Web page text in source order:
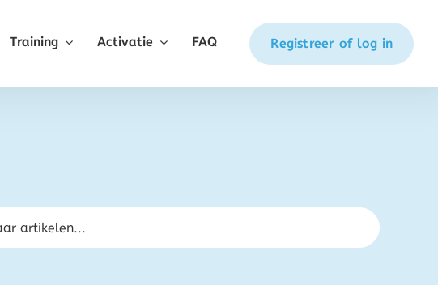
Training Activatie FAQ Registreer of log in